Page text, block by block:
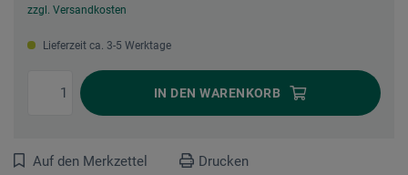
zzgl. Versandkosten
Lieferzeit ca. 3-5 Werktage
IN DEN WARENKORB
Auf den Merkzettel Drucken